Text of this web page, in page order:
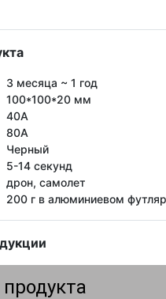
3 месяца ~ 1 год
100*100*20 мм
40А
80А
Черный
5-14 секунд
дрон, самолет
200 г в алюминиевом